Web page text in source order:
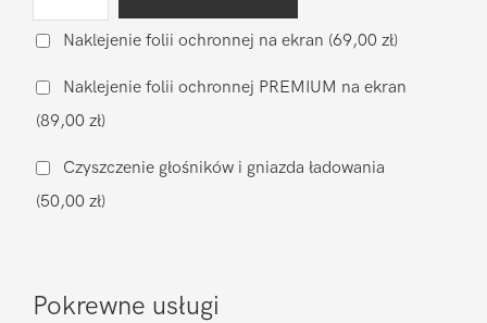
oprogramowania
Galaxy
Z
Fold
7
Naklejenie folii ochronnej na ekran (69,00 zł)
Naklejenie folii ochronnej PREMIUM na ekran
(89,00 zł)
Czyszczenie głośników i gniazda ładowania
(50,00 zł)
Pokrewne usługi